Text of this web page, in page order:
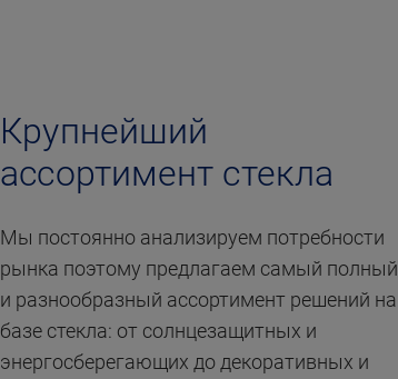
Крупнейший
ассортимент стекла
Мы постоянно анализируем потребности
рынка поэтому предлагаем самый полный
и разнообразный ассортимент решений на
базе стекла: от солнцезащитных и
энергосберегающих до декоративных и